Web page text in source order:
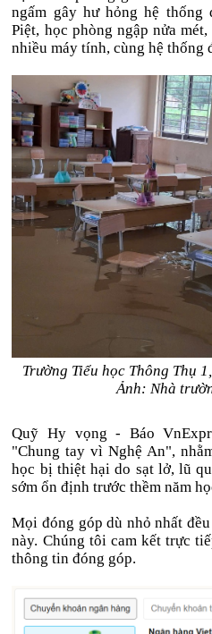
ngấm gây hư hỏng hệ
Piệt, học phòng ngập nửa
nhiều máy tính, cùng hệ thống
Trường Tiểu học Thông Thụ
Ảnh: Nhà
Quỹ Hy vọng - Báo
"Chung tay vì Nghệ An",
học bị thiệt hại do sạt lở, lũ
sớm ổn định trước thềm năm
Mọi đóng góp dù nhỏ nhất
này. Chúng tôi cam kết trực
thông tin đóng góp.